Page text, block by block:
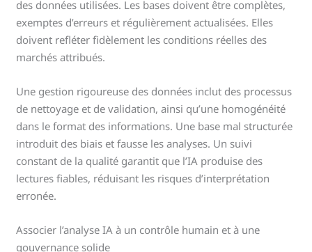
des données utilisées. Les bases doivent être complètes,
exemptes d’erreurs et régulièrement actualisées. Elles
doivent refléter fidèlement les conditions réelles des
marchés attribués.
Une gestion rigoureuse des données inclut des processus
de nettoyage et de validation, ainsi qu’une homogénéité
dans le format des informations. Une base mal structurée
introduit des biais et fausse les analyses. Un suivi
constant de la qualité garantit que l’IA produise des
lectures fiables, réduisant les risques d’interprétation
erronée.
Associer l’analyse IA à un contrôle humain et à une
gouvernance solide